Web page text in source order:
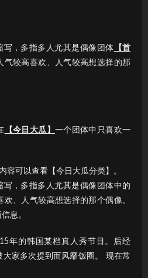
写，多指多人尤其是偶像团体 【首
气较高喜欢、人气较高想选择的那
【今日大瓜】 一个团体中只喜欢一
容可以查看【今日大瓜分类】。
写，多指多人尤其是偶像团体中的
、人气较高想选择的那个偶像。
息。
年的韩国某档真人秀节目。后经
大家多次提到而风靡饭圈。 现在常